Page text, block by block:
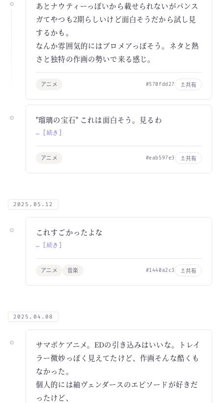
あとナウティーっぽいから載せられないがパンス
ガてやつも2期らしいけど面白そうだから試し見
するかも。
なんか雰囲気的にはプロメアっぽそう。ネタと熱
さと独特の作画の勢いで来る感じ。
アニメ #570fdd27 共有
"瑠璃の宝石" これは面白そう。見るわ
… [続き]
アニメ #eab597e3 共有
2025.05.12
これすごかったよな
… [続き]
アニメ 音楽 #1440a2c3 共有
2025.04.08
サマポケアニメ。EDの引き込みはいいな。トレイ
ラー微妙っぽく見えてたけど、作画そんな酷くも
なかった。
個人的には紬ヴェンダースのエピソードが好きだ
ったけど、